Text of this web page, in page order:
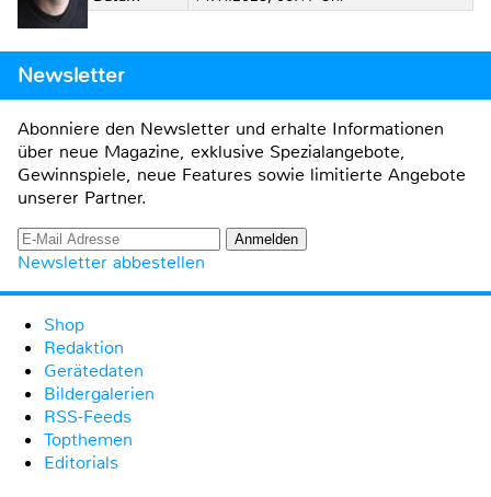
Newsletter
Abonniere den Newsletter und erhalte Informationen
über neue Magazine, exklusive Spezialangebote,
Gewinnspiele, neue Features sowie limitierte Angebote
unserer Partner.
Newsletter abbestellen
Shop
Redaktion
Gerätedaten
Bildergalerien
RSS-Feeds
Topthemen
Editorials